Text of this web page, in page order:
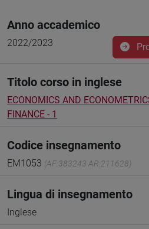
Anno accademico
2022/2023
Titolo corso in inglese
ECONOMICS AND
FINANCE - 1
Codice insegnamento
EM1053 (AF:383243 AR:211628)
Lingua di insegnamento
Inglese